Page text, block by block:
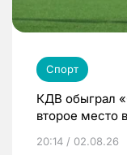
Спорт
КДВ обыграл
второе место
20:14 / 02.08.26